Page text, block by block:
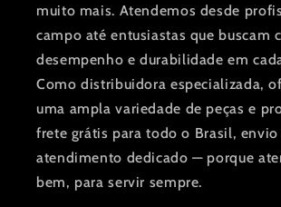
muito mais. Atendemos desde
campo até entusiastas que buscam
desempenho e durabilidade em
Como distribuidora especializada,
uma ampla variedade de peças e
frete grátis para todo o Brasil,
atendimento dedicado — porque
bem, para servir sempre.